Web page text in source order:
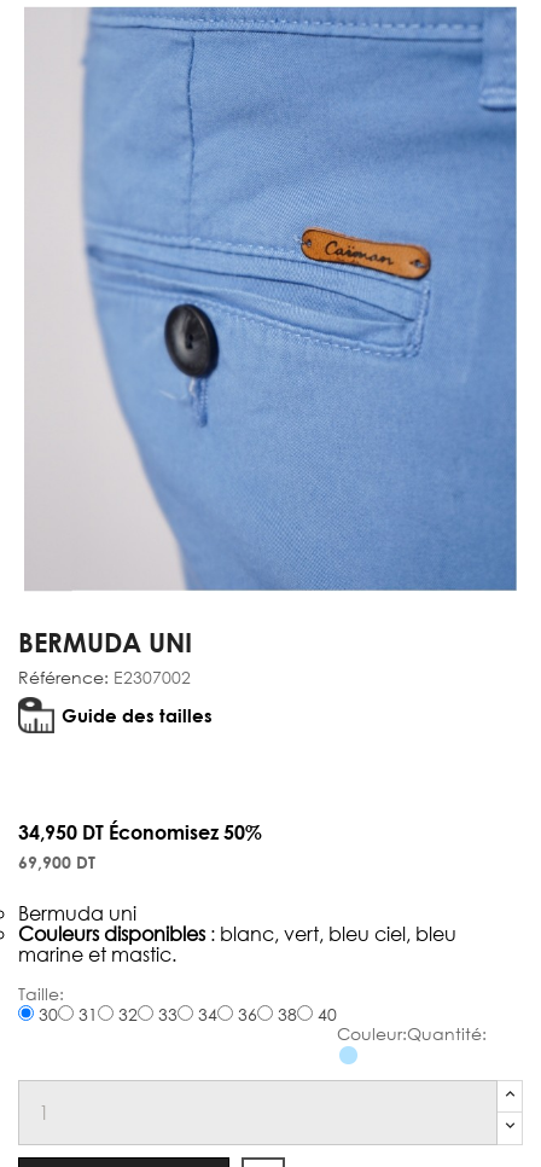
BERMUDA UNI
Référence: E2307002
Guide des tailles
34,950 DT Économisez 50%
69,900 DT
Bermuda uni
Couleurs disponibles : blanc, vert, bleu ciel, bleu
marine et mastic.
Bermuda
30 31 32 33 34 36 38 40